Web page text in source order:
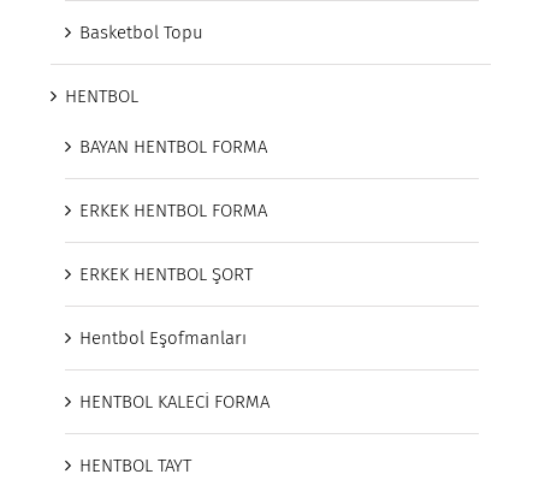
Basketbol Topu
HENTBOL
BAYAN HENTBOL FORMA
ERKEK HENTBOL FORMA
ERKEK HENTBOL ŞORT
Hentbol Eşofmanları
HENTBOL KALECİ FORMA
HENTBOL TAYT